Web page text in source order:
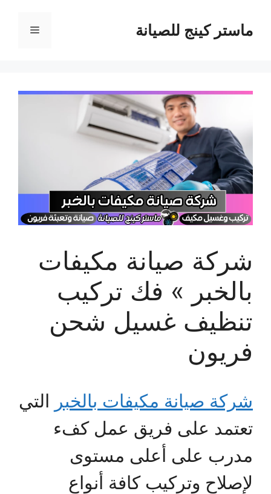
المحتوىماستر كينج للصيانة القائمة
شركة صيانة مكيفات
بالخبر » فك تركيب
تنظيف غسيل شحن
فريون
شركة صيانة مكيفات بالخبر التي
تعتمد على فريق عمل كفء
مدرب على أعلى مستوى
لإصلاح وتركيب كافة أنواع